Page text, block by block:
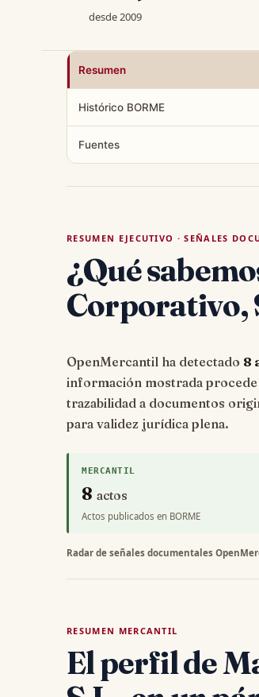
desde 2009
Resumen
Histórico BORME
Fuentes
RESUMEN EJECUTIVO · SEÑALES
¿Qué
Corporativo,
OpenMercantil ha detectado 8
información mostrada
trazabilidad a documentos
para validez jurídica plena.
MERCANTIL
8 actos
Actos publicados en BORME
Radar de señales documentales
RESUMEN MERCANTIL
El perfil de